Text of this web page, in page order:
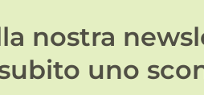
nostra
uno